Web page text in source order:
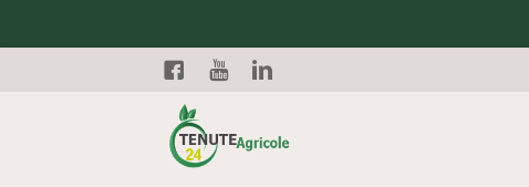
Facebook